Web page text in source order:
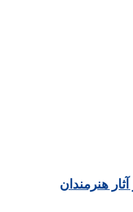
هنرمندان